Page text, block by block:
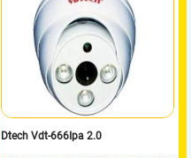
Dtech Vdt-666Ipa 2.0